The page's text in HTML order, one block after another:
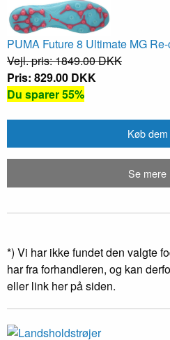
PUMA Future 8 Ultimate MG
Vejl. pris: 1849.00 DKK
Pris: 829.00 DKK
Du sparer 55%
Køb
Se mere
*) Vi har ikke fundet den valgte
har fra forhandleren, og kan
eller link her på siden.